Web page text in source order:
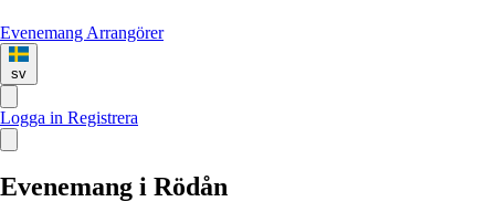
Evenemang Arrangörer
sv
Logga in Registrera
Evenemang i Rödån